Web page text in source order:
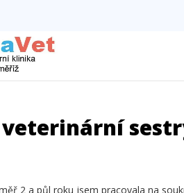
veterinární
2 a půl roku jsem pracovala na